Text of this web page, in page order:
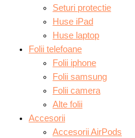
Seturi protectie
Huse iPad
Huse laptop
Folii telefoane
Folii iphone
Folii samsung
Folii camera
Alte folii
Accesorii
Accesorii AirPods